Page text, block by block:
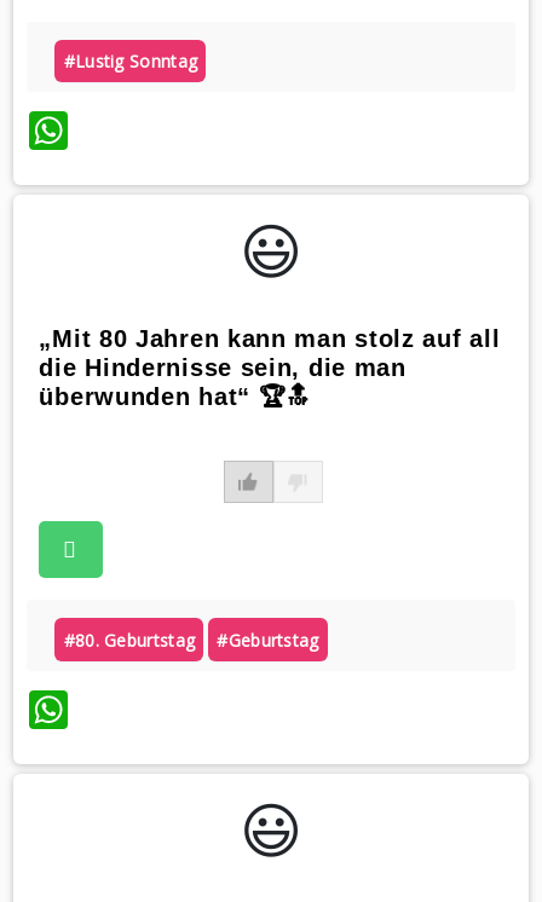
#lustig Sonntag
WhatsApp
😃️
„Mit 80 Jahren kann man stolz auf all
die Hindernisse sein, die man
überwunden hat“ 🏆🔝
#80. Geburtstag #geburtstag
WhatsApp
😃️